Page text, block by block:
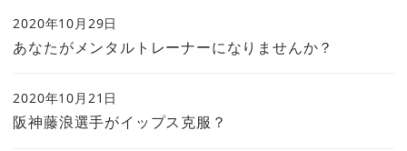
あなたがメンタルトレーナーになりませんか？
2020年10月29日
阪神藤浪選手がイップス克服？
2020年10月21日